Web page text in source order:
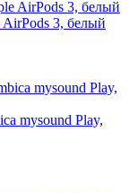
3, белый
mysound Play,